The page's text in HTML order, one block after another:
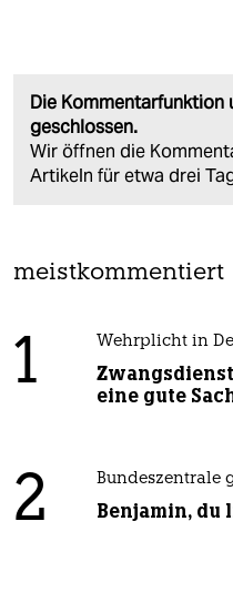
Die
geschlossen.
Wir öffnen die
Artikeln für etwa drei
meistkommentiert
1 Wehrplicht in
eine gute
2 Bundeszentrale
Benjamin, du